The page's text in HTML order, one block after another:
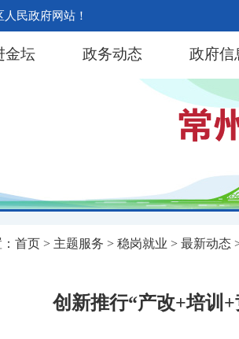
民政府网站！
金坛 政务动态 政府信
首页 > 主题服务 > 稳岗就业 > 最新动态
创新推行“产改+培训